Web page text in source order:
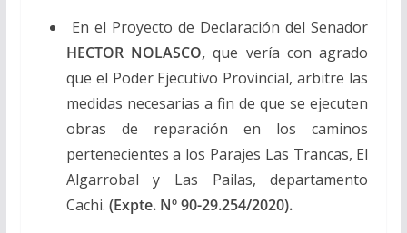
En el Proyecto de Declaración del Senador
HECTOR NOLASCO, que vería con agrado
que el Poder Ejecutivo Provincial, arbitre las
medidas necesarias a fin de que se ejecuten
obras de reparación en los caminos
pertenecientes a los Parajes Las Trancas, El
Algarrobal y Las Pailas, departamento
Cachi. (Expte. Nº 90-29.254/2020).